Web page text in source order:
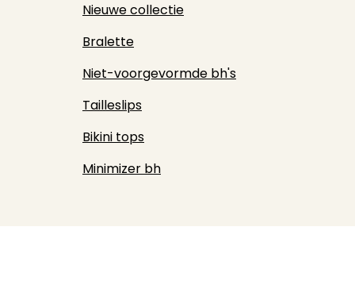
Nieuwe collectie
Bralette
Niet-voorgevormde bh's
Tailleslips
Bikini tops
Minimizer bh